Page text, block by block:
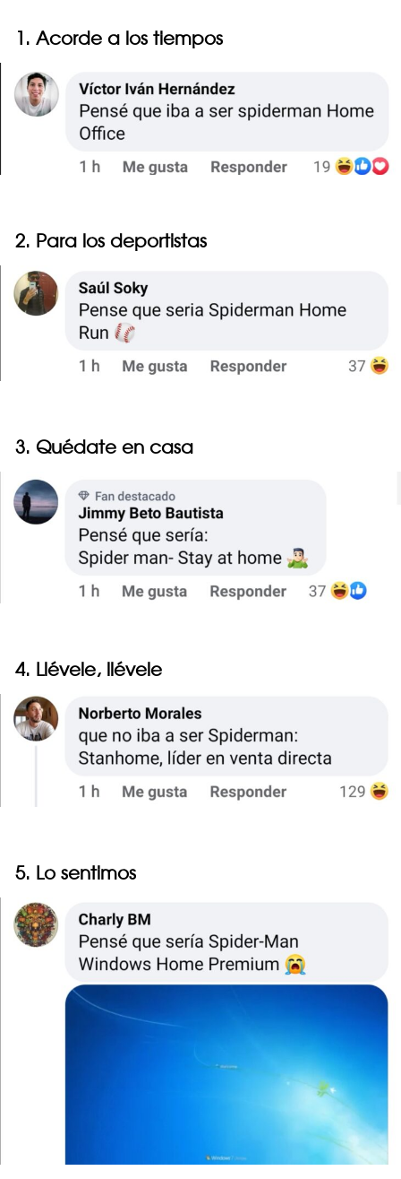
1. Acorde a los tiempos
2. Para los deportistas
3. Quédate en casa
4. Llévele, llévele
5. Lo sentimos